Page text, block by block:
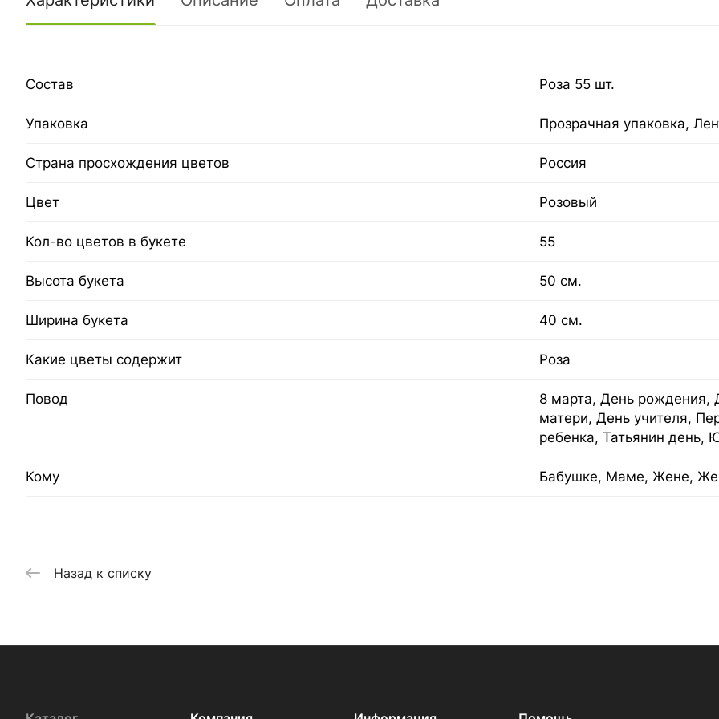
Состав Роза 55 шт.
Упаковка Прозрачная упаковка,
Страна просхождения цветов Россия
Цвет Розовый
Кол-во цветов в букете 55
Высота букета 50 см.
Ширина букета 40 см.
Какие цветы содержит Роза
Повод
8 марта, День рождения,
матери, День учителя,
ребенка, Татьянин день,
Кому Бабушке, Маме, Жене,
Назад к списку